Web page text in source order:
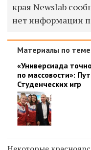
края Newslab
нет информации
Материалы по теме
«Универсиада
по массовости»:
Студенческих игр